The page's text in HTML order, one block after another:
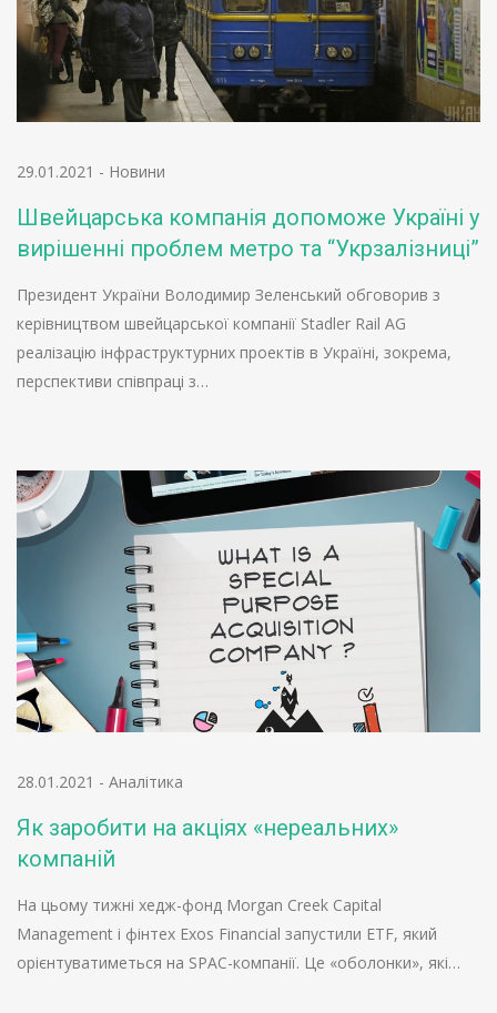
29.01.2021 - Новини
Швейцарська компанія допоможе Україні у
вирішенні проблем метро та “Укрзалізниці”
Президент України Володимир Зеленський обговорив з
керівництвом швейцарської компанії Stadler Rail AG
реалізацію інфраструктурних проектів в Україні, зокрема,
перспективи співпраці з…
28.01.2021 - Аналітика
Як заробити на акціях «нереальних»
компаній
На цьому тижні хедж-фонд Morgan Creek Capital
Management і фінтех Exos Financial запустили ETF, який
орієнтуватиметься на SPAC-компанії. Це «оболонки», які…